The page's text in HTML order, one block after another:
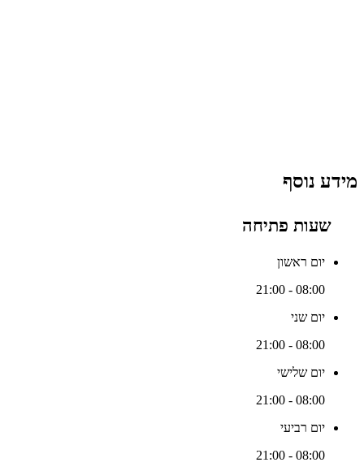
מידע נוסף
שעות פתיחה
יום ראשון
08:00 - 21:00
יום שני
08:00 - 21:00
יום שלישי
08:00 - 21:00
יום רביעי
08:00 - 21:00